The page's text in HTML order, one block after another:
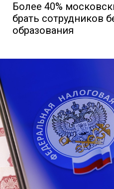
Более 40%
брать сотрудников
образования